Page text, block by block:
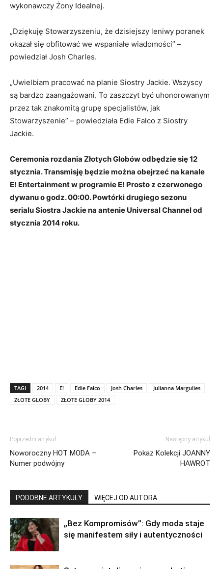
wykonawczy Żony Idealnej.
„Dziękuję Stowarzyszeniu, że dzisiejszy leniwy poranek
okazał się obfitować we wspaniałe wiadomości” –
powiedział Josh Charles.
„Uwielbiam pracować na planie Siostry Jackie. Wszyscy
są bardzo zaangażowani. To zaszczyt być uhonorowanym
przez tak znakomitą grupę specjalistów, jak
Stowarzyszenie” – powiedziała Edie Falco z Siostry
Jackie.
Ceremonia rozdania Złotych Globów odbędzie się 12
stycznia. Transmisję będzie można obejrzeć na kanale
E! Entertainment w programie E! Prosto z czerwonego
dywanu o godz. 00:00. Powtórki drugiego sezonu
serialu Siostra Jackie na antenie Universal Channel od
stycznia 2014 roku.
TAGI 2014 E! Edie Falco Josh Charles
Julianna Margulies
ZŁOTE GLOBY
ZŁOTE GLOBY 2014
Poprzedni artykuł
Noworoczny HOT MODA –
Numer podwójny
Następny artykuł
Pokaz Kolekcji JOANNY
HAWROT
PODOBNE ARTYKUŁY WIĘCEJ OD AUTORA
„Bez Kompromisów”: Gdy moda staje
się manifestem siły i autentyczności